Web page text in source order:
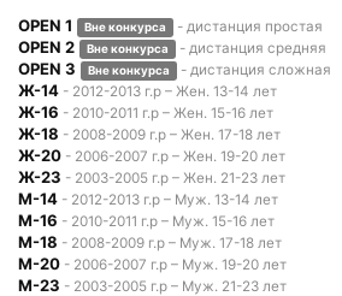
OPEN 1
Вне конкурса - дистанция простая
OPEN 2 Вне конкурса - дистанция средняя
OPEN 3 Вне конкурса - дистанция сложная
Ж-14 - 2012-2013 г.р – Жен. 13-14 лет
Ж-16 - 2010-2011 г.р – Жен. 15-16 лет
Ж-18 - 2008-2009 г.р – Жен. 17-18 лет
Ж-20 - 2006-2007 г.р – Жен. 19-20 лет
Ж-23 - 2003-2005 г.р – Жен. 21-23 лет
М-14 - 2012-2013 г.р – Муж. 13-14 лет
М-16 - 2010-2011 г.р – Муж. 15-16 лет
М-18 - 2008-2009 г.р – Муж. 17-18 лет
М-20 - 2006-2007 г.р – Муж. 19-20 лет
М-23 - 2003-2005 г.р – Муж. 21-23 лет